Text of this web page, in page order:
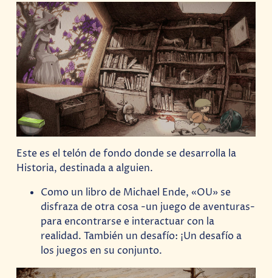
Este es el telón de fondo donde se desarrolla la
Historia, destinada a alguien.
Como un libro de Michael Ende, «OU» se
disfraza de otra cosa -un juego de aventuras-
para encontrarse e interactuar con la
realidad. También un desafío: ¡Un desafío a
los juegos en su conjunto.